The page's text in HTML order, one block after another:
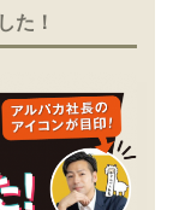
た！